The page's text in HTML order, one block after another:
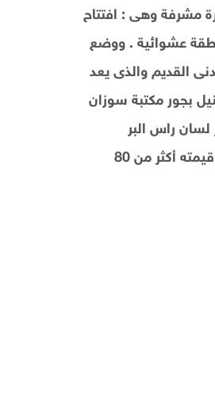
مشرفة وهى : افتتاح
بدمياط وطريق المحور الدائرى والذى ساهم فى تطوير 13 منطقة عشوائية . ووضع
القديم والذى يعد
بجور مكتبة سوزان
لسان راس البر
والمنطقة المحيطة به ووضع حجر أساس فندق اللسان برأس البر والمتوقع أن تبلغ قيمته أكثر من 80